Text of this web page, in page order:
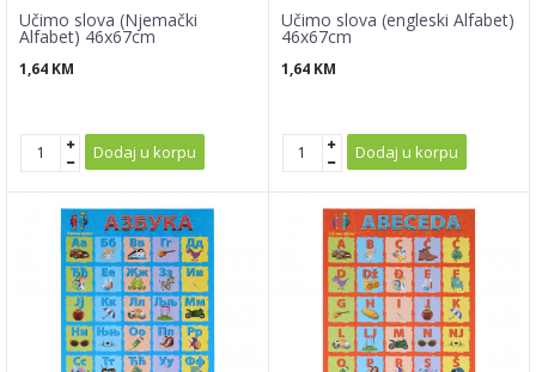
Učimo slova (Njemački
Alfabet) 46x67cm
1,64 KM
Dodaj u korpu
Učimo slova (engleski Alfabet)
46x67cm
1,64 KM
Dodaj u korpu